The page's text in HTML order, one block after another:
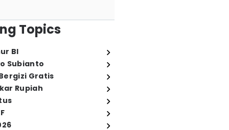
Topics
BI
Subianto
Gratis
Rupiah